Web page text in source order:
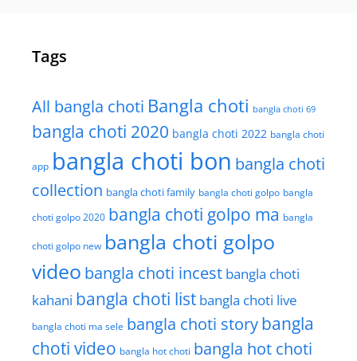
Tags
All bangla choti Bangla choti bangla choti 69
bangla choti 2020 bangla choti 2022 bangla choti
app bangla choti bon bangla choti
collection bangla choti family bangla choti golpo bangla
choti golpo 2020 bangla choti golpo ma bangla
choti golpo new bangla choti golpo
video bangla choti incest bangla choti
kahani bangla choti list bangla choti live
bangla choti ma sele bangla choti storybangla
choti video bangla hot choti bangla hot choti